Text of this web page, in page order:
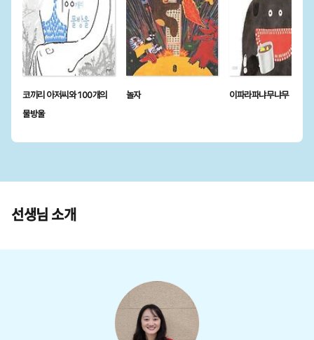
코끼리 아저씨와 100개의
물방울
놀자 이파라파냐무냐무
선생님 소개